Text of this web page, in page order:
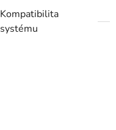
Kompatibilita
systému